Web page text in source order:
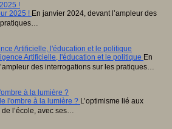
!
En janvier 2024, devant l’ampleur des
Artificielle, l'éducation et le politique
En
des interrogations sur les pratiques…
à la lumière ?
L’optimisme lié aux
l’école, avec ses…